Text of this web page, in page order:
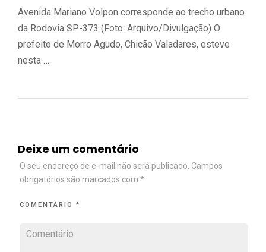
Avenida Mariano Volpon corresponde ao trecho urbano
da Rodovia SP-373 (Foto: Arquivo/Divulgação) O
prefeito de Morro Agudo, Chicão Valadares, esteve
nesta …
Deixe um comentário
O seu endereço de e-mail não será publicado. Campos
obrigatórios são marcados com *
COMENTÁRIO *